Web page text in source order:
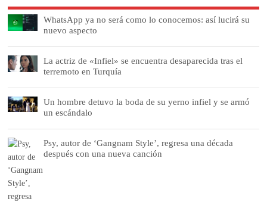
WhatsApp ya no será como lo conocemos: así lucirá su
nuevo aspecto
La actriz de «Infiel» se encuentra desaparecida tras el
terremoto en Turquía
Un hombre detuvo la boda de su yerno infiel y se armó
un escándalo
Psy, autor de ‘Gangnam Style’, regresa una década
después con una nueva canción